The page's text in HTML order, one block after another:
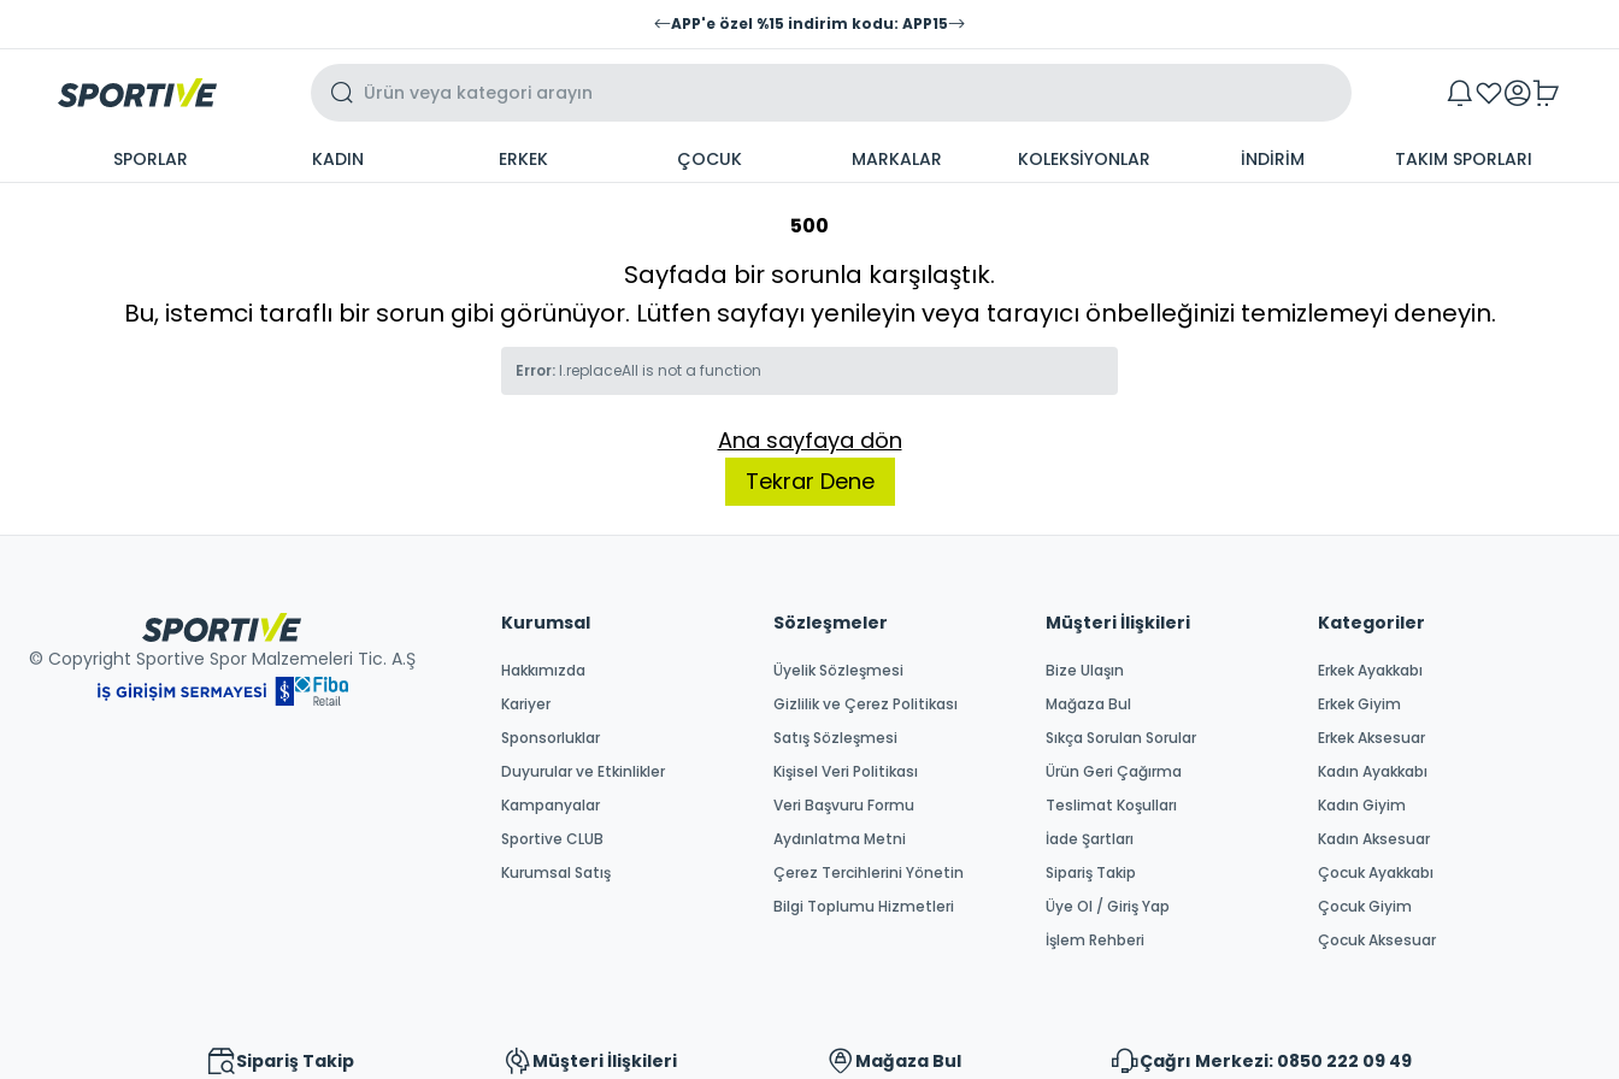
APP'e özel %15 indirim kodu: APP15
SPORLAR KADIN ERKEK ÇOCUK MARKALAR KOLEKSİYONLAR İNDİRİM TAKIM SPORLARI
500
Sayfada bir sorunla karşılaştık.
Bu, istemci taraflı bir sorun gibi görünüyor. Lütfen sayfayı yenileyin veya tarayıcı önbelleğinizi temizlemeyi deneyin.
Error: l.replaceAll is not a function
Ana sayfaya dön
Tekrar Dene
© Copyright Sportive Spor Malzemeleri Tic. A.Ş
Kurumsal
Hakkımızda
Kariyer
Sponsorluklar
Duyurular ve Etkinlikler
Kampanyalar
Sportive CLUB
Kurumsal Satış
Sözleşmeler
Üyelik Sözleşmesi
Gizlilik ve Çerez Politikası
Satış Sözleşmesi
Kişisel Veri Politikası
Veri Başvuru Formu
Aydınlatma Metni
Çerez Tercihlerini Yönetin
Bilgi Toplumu Hizmetleri
Müşteri İlişkileri
Bize Ulaşın
Mağaza Bul
Sıkça Sorulan Sorular
Ürün Geri Çağırma
Teslimat Koşulları
İade Şartları
Sipariş Takip
Üye Ol / Giriş Yap
İşlem Rehberi
Kategoriler
Erkek Ayakkabı
Erkek Giyim
Erkek Aksesuar
Kadın Ayakkabı
Kadın Giyim
Kadın Aksesuar
Çocuk Ayakkabı
Çocuk Giyim
Çocuk Aksesuar
Sipariş Takip Müşteri İlişkileri Mağaza Bul Çağrı Merkezi: 0850 222 09 49